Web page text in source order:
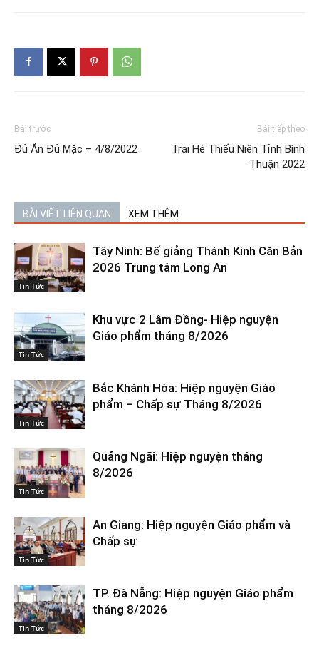
Bài trước
Đủ Ăn Đủ Mặc – 4/8/2022
Bài tiếp theo
Trại Hè Thiếu Niên Tỉnh Bình
Thuận 2022
BÀI VIẾT LIÊN QUAN XEM THÊM
Tin Tức
Tây Ninh: Bế giảng Thánh Kinh Căn Bản
2026 Trung tâm Long An
Tin Tức
Khu vực 2 Lâm Đồng- Hiệp nguyện
Giáo phẩm tháng 8/2026
Tin Tức
Bắc Khánh Hòa: Hiệp nguyện Giáo
phẩm – Chấp sự Tháng 8/2026
Tin Tức
Quảng Ngãi: Hiệp nguyện tháng
8/2026
Tin Tức
An Giang: Hiệp nguyện Giáo phẩm và
Chấp sự
Tin Tức
TP. Đà Nẵng: Hiệp nguyện Giáo phẩm
tháng 8/2026